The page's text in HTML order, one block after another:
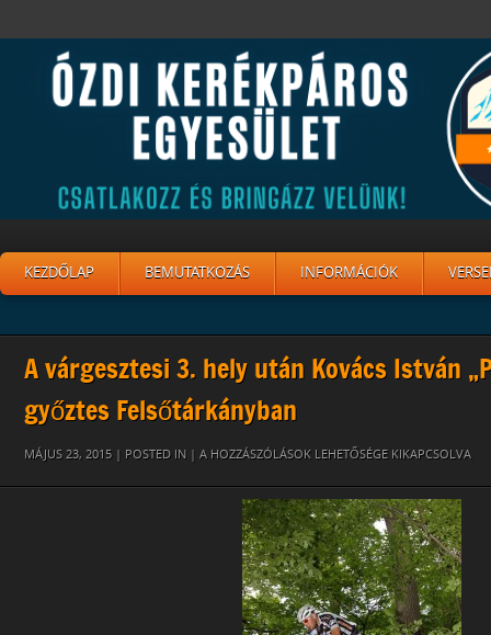
KEZDŐLAP BEMUTATKOZÁS INFORMÁCIÓK
A várgesztesi 3. hely után Kovács István
győztes Felsőtárkányban
MÁJUS 23, 2015 | POSTED IN | PITYIKUSZ
BEJEGYZÉSHEZ
A HOZZÁSZÓLÁSOK LEHETŐSÉGE KIKAPCSOLVA